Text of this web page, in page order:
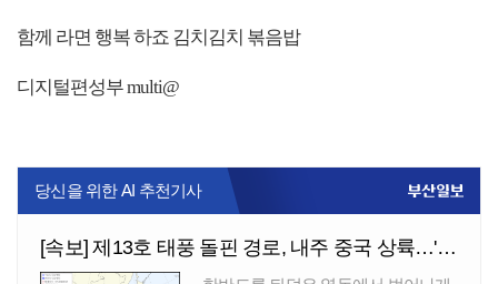
함께 라면 행복 하죠 김치김치 볶음밥
디지털편성부 multi@